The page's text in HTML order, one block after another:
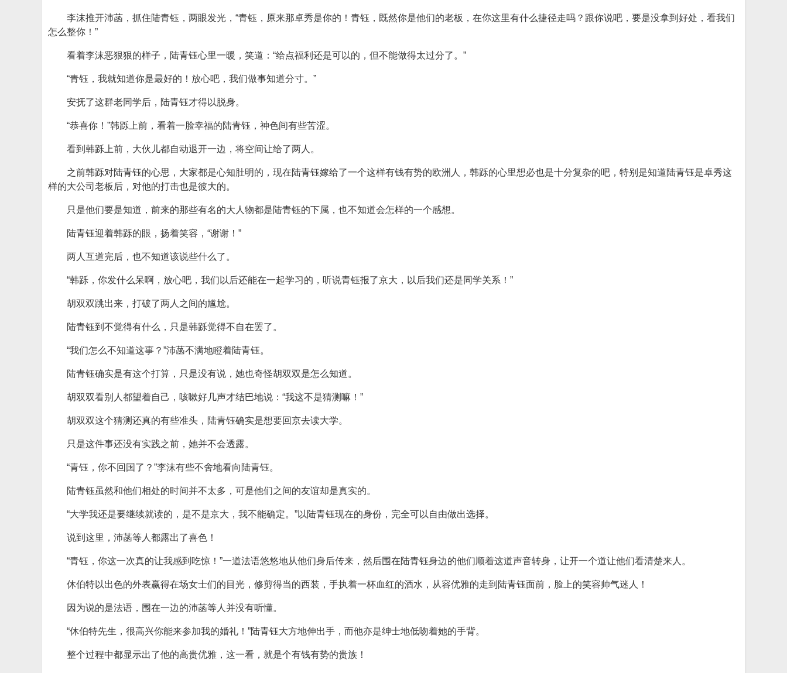
李沫推开沛菡，抓住陆青钰，两眼发光，“青钰，原来那卓秀是你的！青钰，既然你是他们的老板，在你这里有什么捷径走吗？跟你说吧，要是没拿到好处，看我们
怎么整你！”
看着李沫恶狠狠的样子，陆青钰心里一暖，笑道：“给点福利还是可以的，但不能做得太过分了。”
“青钰，我就知道你是最好的！放心吧，我们做事知道分寸。”
安抚了这群老同学后，陆青钰才得以脱身。
“恭喜你！”韩跞上前，看着一脸幸福的陆青钰，神色间有些苦涩。
看到韩跞上前，大伙儿都自动退开一边，将空间让给了两人。
之前韩跞对陆青钰的心思，大家都是心知肚明的，现在陆青钰嫁给了一个这样有钱有势的欧洲人，韩跞的心里想必也是十分复杂的吧，特别是知道陆青钰是卓秀这
样的大公司老板后，对他的打击也是彼大的。
只是他们要是知道，前来的那些有名的大人物都是陆青钰的下属，也不知道会怎样的一个感想。
陆青钰迎着韩跞的眼，扬着笑容，“谢谢！”
两人互道完后，也不知道该说些什么了。
“韩跞，你发什么呆啊，放心吧，我们以后还能在一起学习的，听说青钰报了京大，以后我们还是同学关系！”
胡双双跳出来，打破了两人之间的尴尬。
陆青钰到不觉得有什么，只是韩跞觉得不自在罢了。
“我们怎么不知道这事？”沛菡不满地瞪着陆青钰。
陆青钰确实是有这个打算，只是没有说，她也奇怪胡双双是怎么知道。
胡双双看别人都望着自己，咳嗽好几声才结巴地说：“我这不是猜测嘛！”
胡双双这个猜测还真的有些准头，陆青钰确实是想要回京去读大学。
只是这件事还没有实践之前，她并不会透露。
“青钰，你不回国了？”李沫有些不舍地看向陆青钰。
陆青钰虽然和他们相处的时间并不太多，可是他们之间的友谊却是真实的。
“大学我还是要继续就读的，是不是京大，我不能确定。”以陆青钰现在的身份，完全可以自由做出选择。
说到这里，沛菡等人都露出了喜色！
“青钰，你这一次真的让我感到吃惊！”一道法语悠悠地从他们身后传来，然后围在陆青钰身边的他们顺着这道声音转身，让开一个道让他们看清楚来人。
休伯特以出色的外表赢得在场女士们的目光，修剪得当的西装，手执着一杯血红的酒水，从容优雅的走到陆青钰面前，脸上的笑容帅气迷人！
因为说的是法语，围在一边的沛菡等人并没有听懂。
“休伯特先生，很高兴你能来参加我的婚礼！”陆青钰大方地伸出手，而他亦是绅士地低吻着她的手背。
整个过程中都显示出了他的高贵优雅，这一看，就是个有钱有势的贵族！